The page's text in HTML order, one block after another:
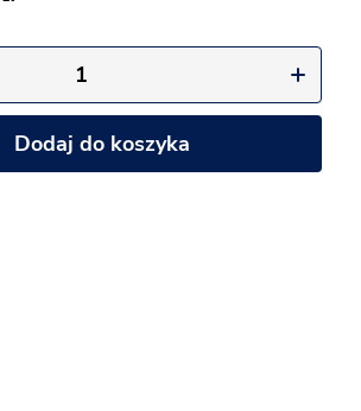
Dodaj do koszyka